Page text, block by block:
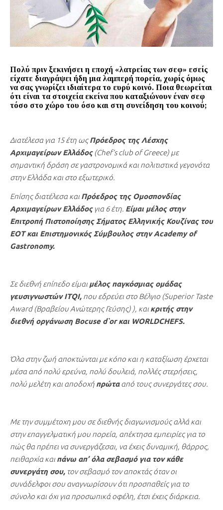
Πολύ πριν ξεκινήσει η εποχή «λατρείας των σεφ» εσείς
είχατε διαγράψει ήδη μια λαμπερή πορεία, χωρίς όμως
να σας γνωρίζει ιδιαίτερα το ευρύ κοινό. Ποια θεωρείται
ότι είναι τα στοιχεία εκείνα που καταξιώνουν έναν σεφ
τόσο στο χώρο του όσο και στη συνείδηση του κοινού;
Διατέλεσα για 15 έτη ωςΠρόεδρος της Λέσχης
Αρχιμαγείρων Ελλάδος(Chef’s club of Greece) με
σημαντική δράση σε γαστρονομικά και πολιτιστικά γεγονότα
στην Ελλάδα και στο εξωτερικό.
Επίσης διατέλεσα και Πρόεδρος της Ομοσπονδίας
Αρχιμαγείρων Ελλάδοςγια 6 έτη. Είμαι μέλος στην
Επιτροπή Πιστοποίησης Σήματος Ελληνικής Κουζίνας του
ΕΟΤ και Επιστημονικός Σύμβουλος στην Academy of
Gastronomy.
Σε διεθνή επίπεδο είμαι μέλος παγκόσμιας ομάδας
γευσιγνωστών ITQI, που εδρεύει στο Βέλγιο (Superior Taste
Award (Βραβείου Ανώτερης Γεύσης) ), και κριτής στην
διεθνή οργάνωση Bocuse d`or και WORLDCHEFS.
Όλα στην ζωή αποκτώνται με κόπο και η καταξίωση έρχεται
μέσα από πολύ ερεύνα, πολύ δουλειά, πολλές στερήσεις,
πολύ μελέτη και αποδοχή πρώτααπό τους συνεργάτες σου.
Με την συμμέτοχη μου σε διεθνής διαγωνισμούς αλλά και
στην επαγγελματική μου πορεία, απέκτησα εμπειρίες για το
πώς θα πρέπει να συνεργάζεσαι, να έχεις δυναμική, θάρρος,
πειθαρχία και πάνω απ’ όλα σεβασμό για τον κάθε
συνεργάτη σου, τον σεβασμό τον αποκτάς όταν οι
συνάδελφοι σου αναγνωρίσουν ότι προσπαθείς για το
σύνολο και όχι για προσωπικά οφέλη, έτσι έχεις διάρκεια.